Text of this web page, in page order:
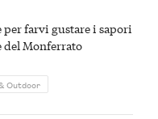
farvi gustare i sapori
del Monferrato
Outdoor